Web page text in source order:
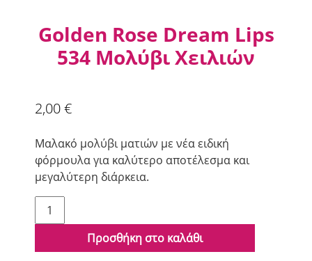
Golden Rose Dream Lips
534 Μολύβι Χειλιών
2,00€
Μαλακό μολύβι ματιών με νέα ειδική
φόρμουλα για καλύτερο αποτέλεσμα και
μεγαλύτερη διάρκεια.
Golden
Rose
Lips
Προσθήκη στο καλάθι